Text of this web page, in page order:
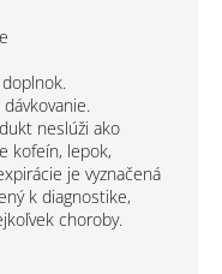
doplnok.
neslúži ako
kofeín, lepok,
je vyznačená
k diagnostike,
choroby.